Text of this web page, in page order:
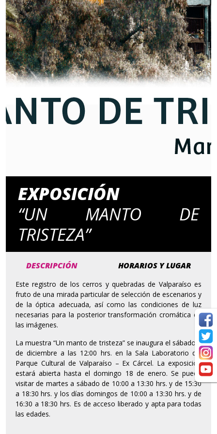
EXPOSICIÓN
“UN MANTO DE
TRISTEZA”
DESCRIPCIÓN HORARIOS Y LUGAR
Este registro de los cerros y quebradas de Valparaíso es
fruto de una mirada particular de selección de escenarios y
de la óptica adecuada, así como las condiciones de luz
necesarias para la posterior transformación cromática de
las imágenes.
La muestra “Un manto de tristeza” se inaugura el sábado 6
de diciembre a las 12:00 hrs. en la Sala Laboratorio del
Parque Cultural de Valparaíso – Ex Cárcel. La exposición
estará abierta hasta el domingo 18 de enero. Se puede
visitar de martes a sábado de 10:00 a 13:30 hrs. y de 15:30
a 18:30 hrs. y los días domingos de 10:00 a 13:30 hrs. y de
16:30 a 18:30 hrs. Es de acceso liberado y apta para todas
las edades.